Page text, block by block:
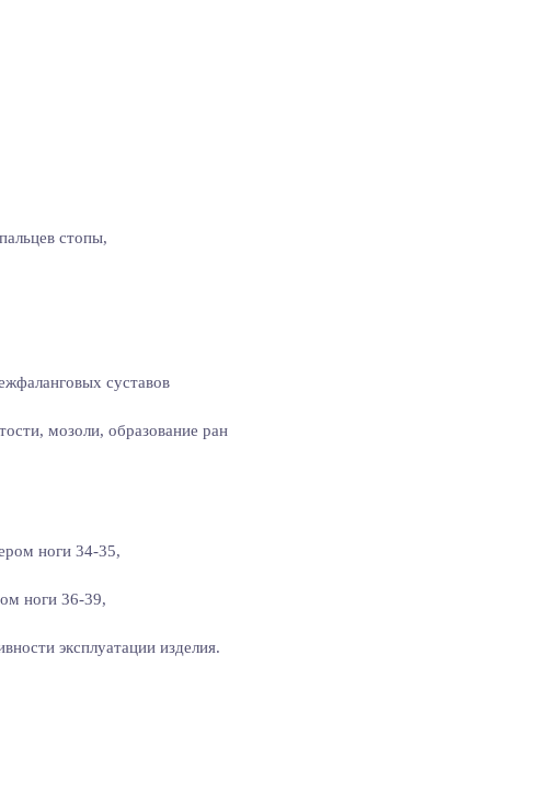
стопы,
суставов
мозоли, образование ран
ноги 34-35,
ноги 36-39,
эксплуатации изделия.